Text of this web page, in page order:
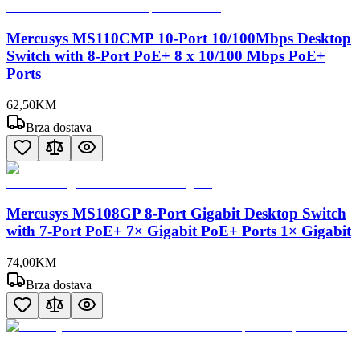
Mercusys MS110CMP 10-Port 10/100Mbps Desktop
Switch with 8-Port PoE+ 8 x 10/100 Mbps PoE+
Ports
62,50KM
Brza dostava
Mercusys MS108GP 8-Port Gigabit Desktop Switch
with 7-Port PoE+ 7× Gigabit PoE+ Ports 1× Gigabit
74,00KM
Brza dostava